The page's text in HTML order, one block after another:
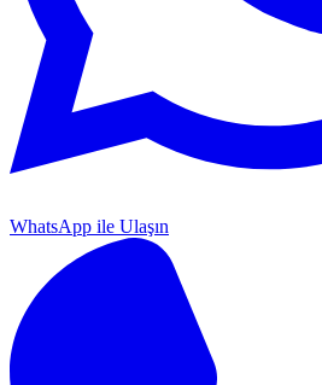
WhatsApp ile Ulaşın